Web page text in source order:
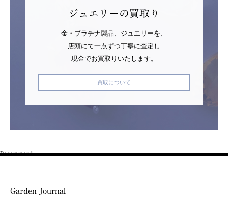
ジュエリーの買取り
金・プラチナ製品、ジュエリーを、
店頭にて一点ずつ丁寧に査定し
現金でお買取りいたします。
買取について
Recommend
Garden Journal